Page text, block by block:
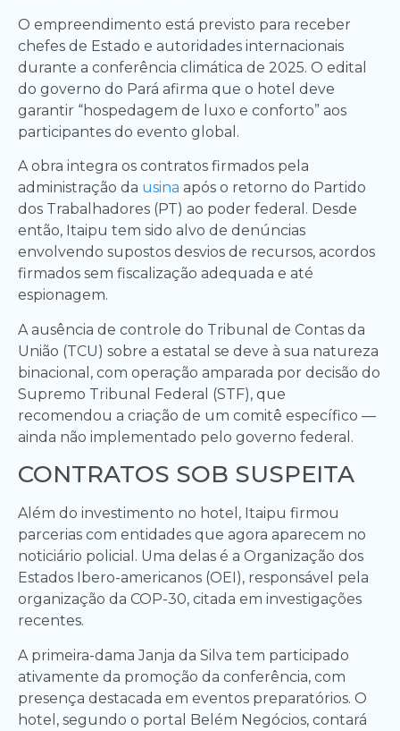
O empreendimento está previsto para receber
chefes de Estado e autoridades internacionais
durante a conferência climática de 2025. O edital
do governo do Pará afirma que o hotel deve
garantir “hospedagem de luxo e conforto” aos
participantes do evento global.
A obra integra os contratos firmados pela
administração da usina após o retorno do Partido
dos Trabalhadores (PT) ao poder federal. Desde
então, Itaipu tem sido alvo de denúncias
envolvendo supostos desvios de recursos, acordos
firmados sem fiscalização adequada e até
espionagem.
A ausência de controle do Tribunal de Contas da
União (TCU) sobre a estatal se deve à sua natureza
binacional, com operação amparada por decisão do
Supremo Tribunal Federal (STF), que
recomendou a criação de um comitê específico —
ainda não implementado pelo governo federal.
CONTRATOS SOB SUSPEITA
Além do investimento no hotel, Itaipu firmou
parcerias com entidades que agora aparecem no
noticiário policial. Uma delas é a Organização dos
Estados Ibero-americanos (OEI), responsável pela
organização da COP-30, citada em investigações
recentes.
A primeira-dama Janja da Silva tem participado
ativamente da promoção da conferência, com
presença destacada em eventos preparatórios. O
hotel, segundo o portal Belém Negócios, contará